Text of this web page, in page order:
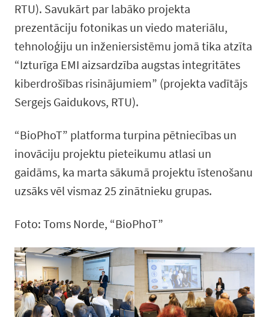
RTU). Savukārt par labāko projekta
prezentāciju fotonikas un viedo materiālu,
tehnoloģiju un inženiersistēmu jomā tika atzīta
“Izturīga EMI aizsardzība augstas integritātes
kiberdrošības risinājumiem” (projekta vadītājs
Sergejs Gaidukovs, RTU).
“BioPhoT” platforma turpina pētniecības un
inovāciju projektu pieteikumu atlasi un
gaidāms, ka marta sākumā projektu īstenošanu
uzsāks vēl vismaz 25 zinātnieku grupas.
Foto: Toms Norde, “BioPhoT”